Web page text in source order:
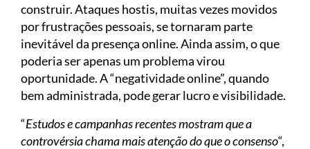
construir. Ataques hostis, muitas vezes movidos
por frustrações pessoais, se tornaram parte
inevitável da presença online. Ainda assim, o que
poderia ser apenas um problema virou
oportunidade. A “negatividade online”, quando
bem administrada, pode gerar lucro e visibilidade.
“Estudos e campanhas recentes mostram que a
controvérsia chama mais atenção do que o consenso“,